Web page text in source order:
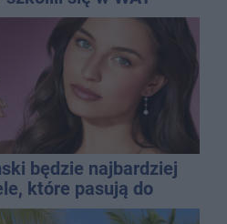
będzie najbardziej
które pasują do